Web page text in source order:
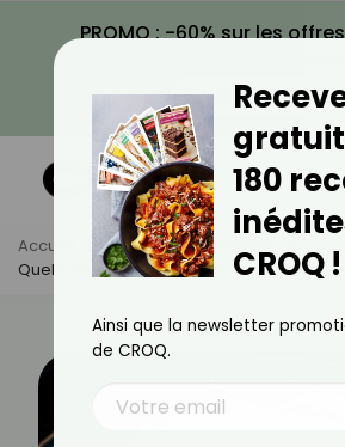
PROMO : -60% sur les
VOIR LA
Accueil Actus
Alimentation
Quelle Est La Différence Entre Un Roux Et
180
CROQ !
Ainsi que la newsletter
de CROQ.